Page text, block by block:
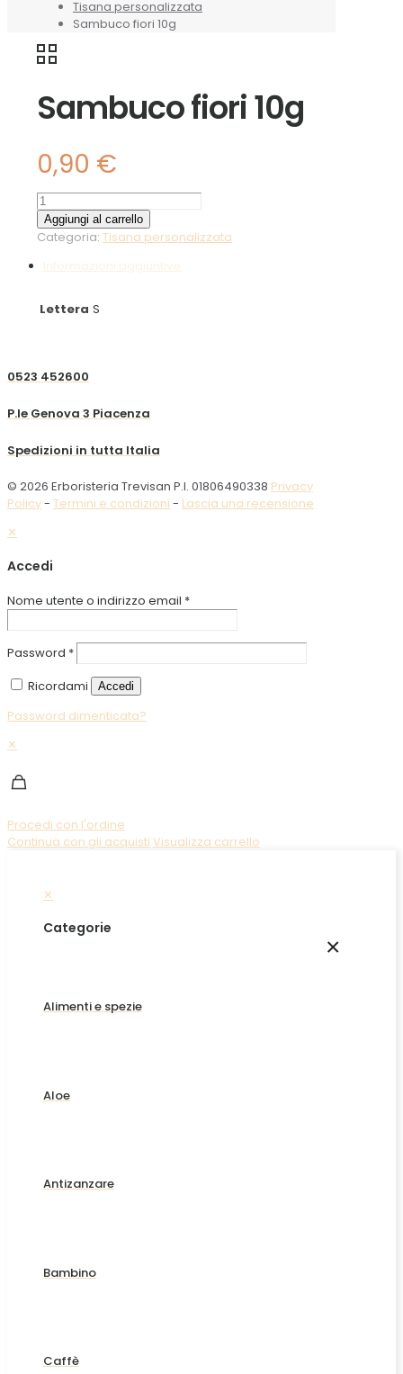
Tisana personalizzata
Sambuco fiori 10g
Sambuco fiori 10g
0,90 €
Sambuco
fiori
10g
Aggiungi al carrello
Categoria: Tisana personalizzata
Informazioni aggiuntive
Lettera S
0523 452600
P.le Genova 3 Piacenza
Spedizioni in tutta Italia
© 2026 Erboristeria Trevisan P.I. 01806490338 Privacy
Policy- Termini e condizioni - Lascia una recensione
✕
Accedi
Nome utente o indirizzo email *
Password *
Ricordami
Accedi
Password dimenticata?
✕
Procedi con l'ordine
Continua con gli acquisti Visualizza carrello
✕
×
Categorie
Alimenti e spezie
Aloe
Antizanzare
Bambino
Caffè